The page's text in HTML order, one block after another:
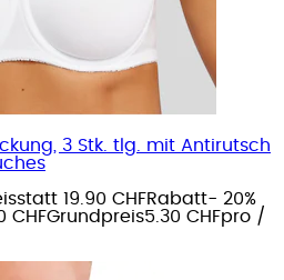
3 Stk. tlg. mit Antirutsch
statt 19.90 CHFRabatt- 20%
CHFGrundpreis5.30 CHFpro /